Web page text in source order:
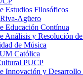
Estudios Filosóficos
Agüero
Educación Contínua
Análisis y Resolución
de Música
Católica
PUCP
Innovación y Desarrollo